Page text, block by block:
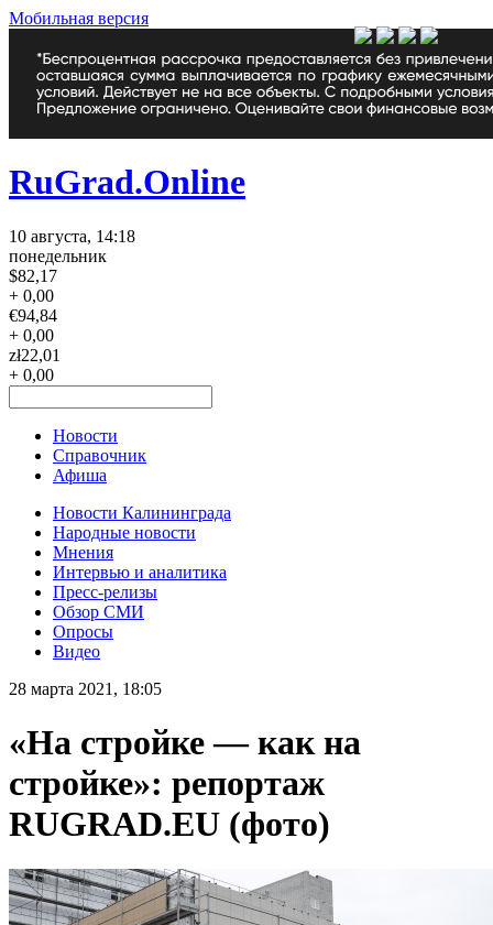
Мобильная версия
RuGrad.Online
10 августа, 14:18
понедельник
$82,17
+ 0,00
€94,84
+ 0,00
zł22,01
+ 0,00
Новости
Справочник
Афиша
Новости Калининграда
Народные новости
Мнения
Интервью и аналитика
Пресс-релизы
Обзор СМИ
Опросы
Видео
28 марта 2021, 18:05
«На стройке — как на
стройке»: репортаж
RUGRAD.EU (фото)